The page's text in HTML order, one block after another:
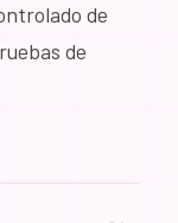
de
de